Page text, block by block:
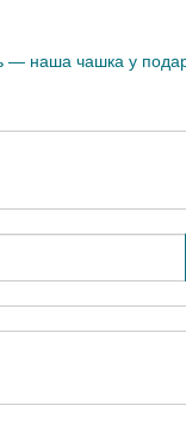
— наша чашка у